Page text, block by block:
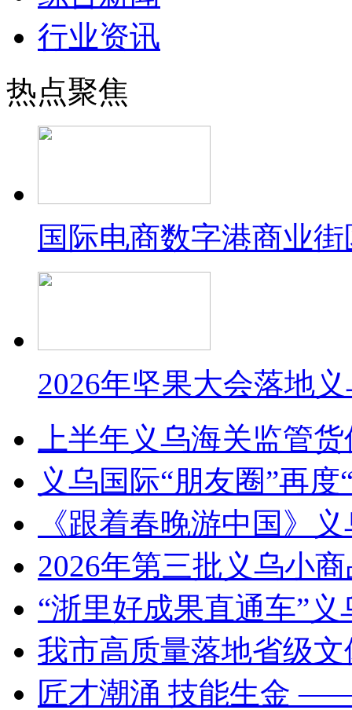
行业资讯
热点聚焦
国际电商数字港商业
2026年坚果大会落地
上半年义乌海关监管
义乌国际“朋友圈”再度
《跟着春晚游中国》
2026年第三批义乌小
“浙里好成果直通车”
我市高质量落地省级
匠才潮涌 技能生金